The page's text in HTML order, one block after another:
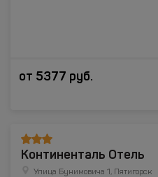
от 5377 руб.
Континенталь Отель
Улица Бунимовича 1, Пятигорск